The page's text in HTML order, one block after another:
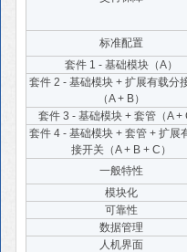
标准配置
套件 1 - 基础模块（A）
套件 2 - 基础模块 + 扩展有载分
（A + B）
套件 3 - 基础模块 + 套管（A +
套件 4 - 基础模块 + 套管 + 扩展
接开关（A + B + C）
一般特性
模块化
可靠性
数据管理
人机界面